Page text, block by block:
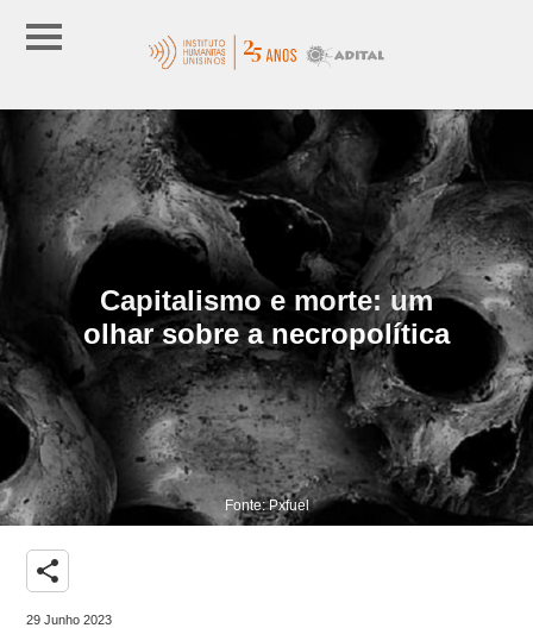
Capitalismo e morte: um
olhar sobre a necropolítica
Fonte: Pxfuel
share
29 Junho 2023